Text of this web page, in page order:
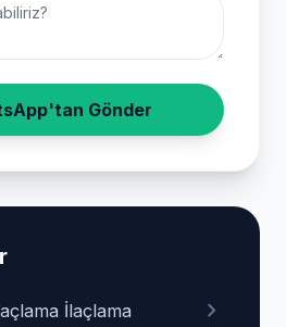
Gönder
İlaçlama chevron_right